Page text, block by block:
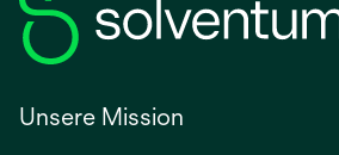
Unsere Mission